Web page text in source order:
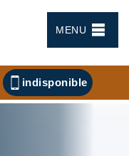
MENU
indisponible